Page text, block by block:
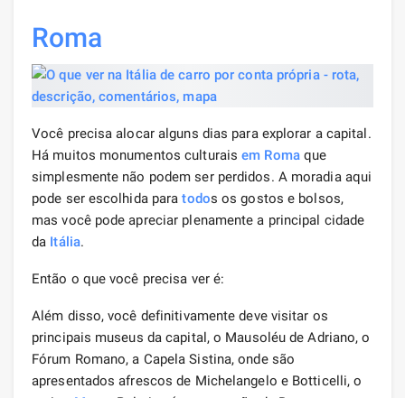
Roma
Você precisa alocar alguns dias para explorar a capital.
Há muitos monumentos culturaisem Romaque
simplesmente não podem ser perdidos. A moradia aqui
pode ser escolhida paratodos os gostos e bolsos,
mas você pode apreciar plenamente a principal cidade
da Itália.
Então o que você precisa ver é:
Além disso, você definitivamente deve visitar os
principais museus da capital, o Mausoléu de Adriano, o
Fórum Romano, a Capela Sistina, onde são
apresentados afrescos de Michelangelo e Botticelli, o